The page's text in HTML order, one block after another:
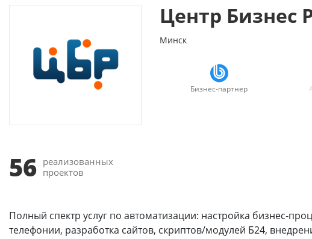
Центр Бизнес
Минск
Бизнес-партнер
56 реализованных
проектов
Полный спектр услуг по автоматизации: настройка бизнес-
телефонии, разработка сайтов, скриптов/модулей Б24,